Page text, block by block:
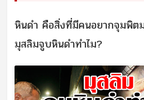
หินดำ คือสิ่งที่มีคนอยากจุมพิต
มุสลิมจูบหินดำทำไม?